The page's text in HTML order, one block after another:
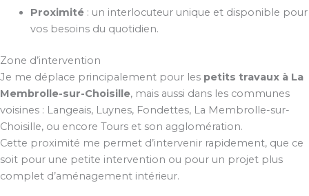
Proximité: un interlocuteur unique et disponible pour
vos besoins du quotidien.
Zone d’intervention
Je me déplace principalement pour les petits travaux à La
Membrolle-sur-Choisille, mais aussi dans les communes
voisines : Langeais, Luynes, Fondettes, La Membrolle-sur-
Choisille, ou encore Tours et son agglomération.
Cette proximité me permet d’intervenir rapidement, que ce
soit pour une petite intervention ou pour un projet plus
complet d’aménagement intérieur.